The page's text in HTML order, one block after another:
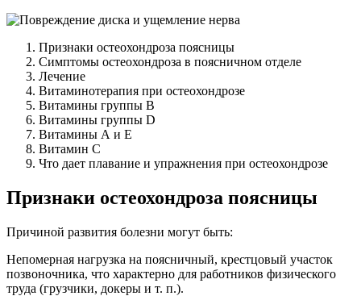
Признаки остеохондроза поясницы
Симптомы остеохондроза в поясничном отделе
Лечение
Витаминотерапия при остеохондрозе
Витамины группы В
Витамины группы D
Витамины А и Е
Витамин С
Что дает плавание и упражнения при остеохондрозе
Признаки остеохондроза поясницы
Причиной развития болезни могут быть:
Непомерная нагрузка на поясничный, крестцовый участок
позвоночника, что характерно для работников физического
труда (грузчики, докеры и т. п.).